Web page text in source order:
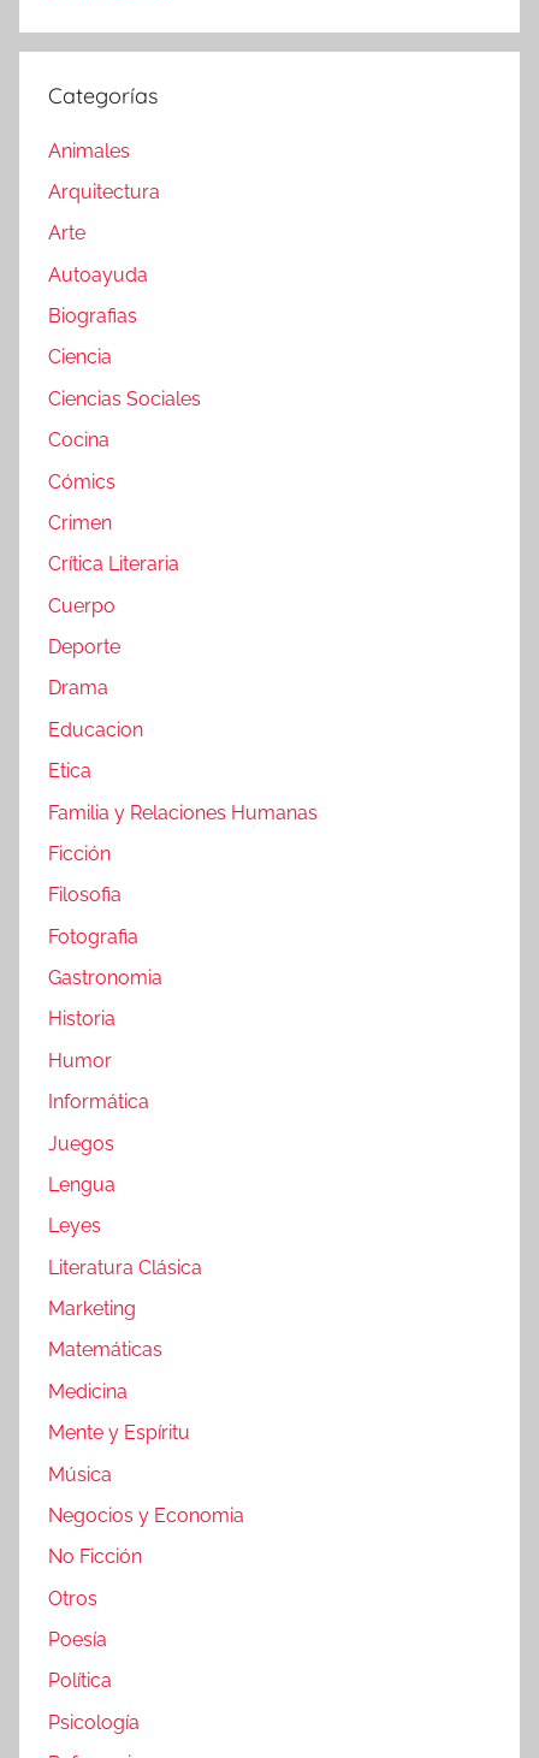
Categorías
Animales
Arquitectura
Arte
Autoayuda
Biografias
Ciencia
Ciencias Sociales
Cocina
Cómics
Crimen
Crítica Literaria
Cuerpo
Deporte
Drama
Educacion
Etica
Familia y Relaciones Humanas
Ficción
Filosofia
Fotografia
Gastronomia
Historia
Humor
Informática
Juegos
Lengua
Leyes
Literatura Clásica
Marketing
Matemáticas
Medicina
Mente y Espíritu
Música
Negocios y Economia
No Ficción
Otros
Poesía
Política
Psicología